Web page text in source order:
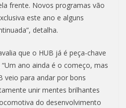
frente. Novos programas vão
este ano e alguns
detalha.
que o HUB já é peça-chave
ano ainda é o começo, mas
veio para andar por bons
unir mentes brilhantes
do desenvolvimento